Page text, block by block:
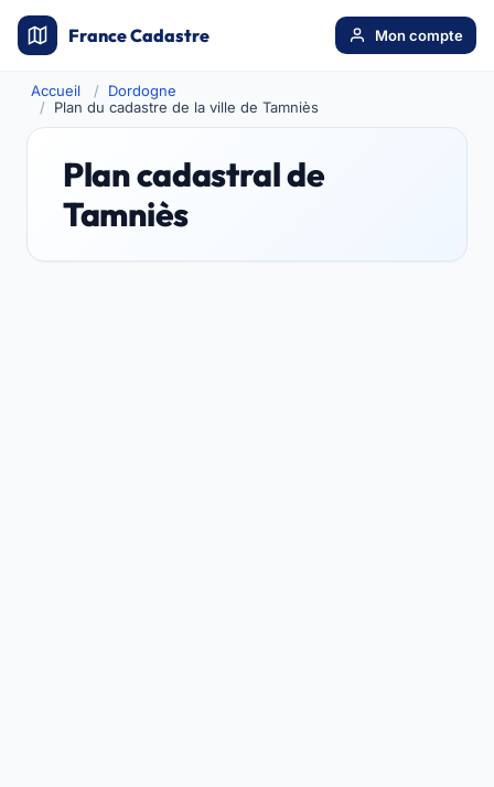
France Cadastre Mon compte
Accueil
Dordogne
Plan du cadastre de la ville de Tamniès
Plan cadastral de
Tamniès